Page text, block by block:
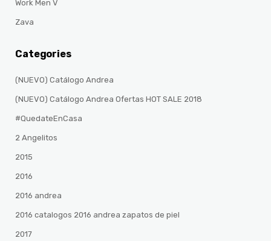
Work Men V
Zava
Categories
(NUEVO) Catálogo Andrea
(NUEVO) Catálogo Andrea Ofertas HOT SALE 2018
#QuedateEnCasa
2 Angelitos
2015
2016
2016 andrea
2016 catalogos 2016 andrea zapatos de piel
2017